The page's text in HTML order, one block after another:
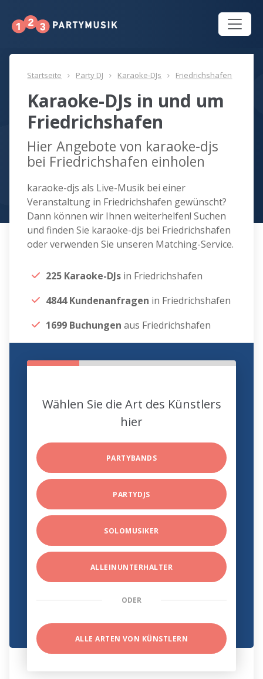
Startseite Party DJ Karaoke-DJs Friedrichshafen
Karaoke-DJs in und um
Friedrichshafen
Hier Angebote von karaoke-djs
bei Friedrichshafen einholen
karaoke-djs als Live-Musik bei einer
Veranstaltung in Friedrichshafen gewünscht?
Dann können wir Ihnen weiterhelfen! Suchen
und finden Sie karaoke-djs bei Friedrichshafen
oder verwenden Sie unseren Matching-Service.
225 Karaoke-DJs in Friedrichshafen
4844 Kundenanfragen in Friedrichshafen
1699 Buchungen aus Friedrichshafen
Wählen Sie die Art des Künstlers
hier
PARTYBANDS
PARTYDJS
SOLOMUSIKER
ALLEINUNTERHALTER
ODER
ALLE ARTEN VON KÜNSTLERN